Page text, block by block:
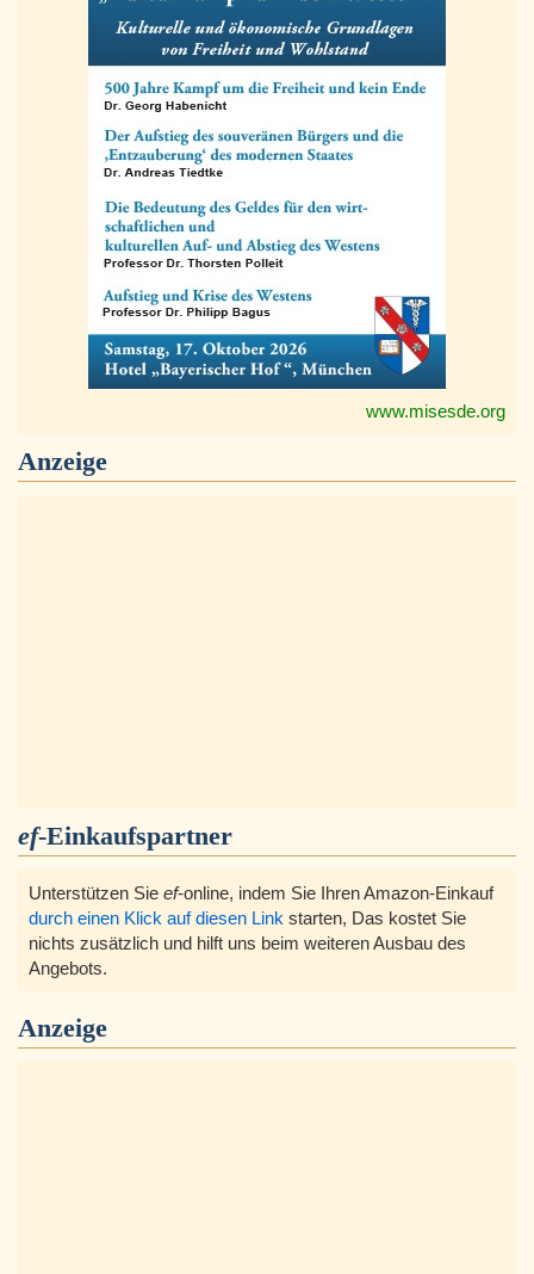
www.misesde.org
Anzeige
ef-Einkaufspartner
Unterstützen Sie ef-online, indem Sie Ihren Amazon-Einkauf
durch einen Klick auf diesen Link starten, Das kostet Sie
nichts zusätzlich und hilft uns beim weiteren Ausbau des
Angebots.
Anzeige